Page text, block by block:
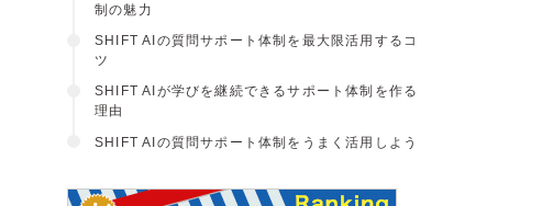
制の魅力
SHIFT AIの質問サポート体制を最大限活用するコ
ツ
SHIFT AIが学びを継続できるサポート体制を作る
理由
SHIFT AIの質問サポート体制をうまく活用しよう